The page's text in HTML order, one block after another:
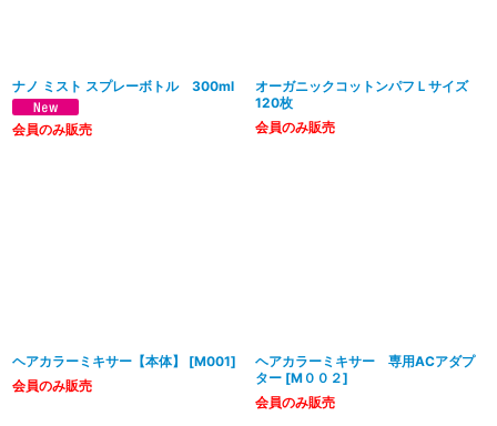
ナノ ミスト スプレーボトル 300ml
会員のみ販売
オーガニックコットンパフＬサイズ
120枚
会員のみ販売
ヘアカラーミキサー【本体】 [M001]
会員のみ販売
ヘアカラーミキサー 専用ACアダプ
ター [M００２]
会員のみ販売